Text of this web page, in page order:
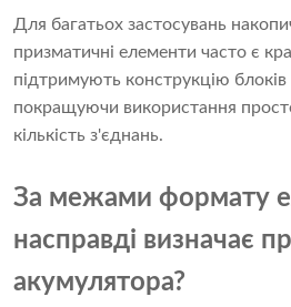
Для багатьох застосувань
призматичні елементи часто є
підтримують конструкцію блоків
покращуючи використання
кількість з'єднань.
За межами формату
насправді визначає
акумулятора?